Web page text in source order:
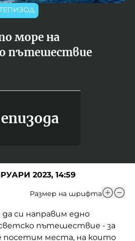
БНР
море на
пътешествие
2023, 14:59
Размер на шрифта
си направим едно
пътешествие - за
посетим места, на които